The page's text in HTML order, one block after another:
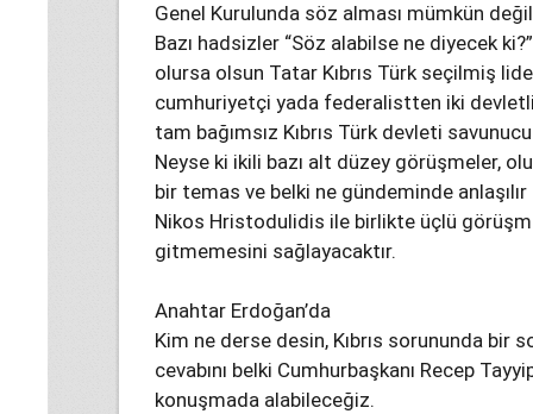
Genel Kurulunda söz alması mümkün
Bazı hadsizler “Söz alabilse ne diyecek
olursa olsun Tatar Kıbrıs Türk seçilmiş
cumhuriyetçi yada federalistten iki
tam bağımsız Kıbrıs Türk devleti
Neyse ki ikili bazı alt düzey görüşmeler,
bir temas ve belki ne gündeminde
Nikos Hristodulidis ile birlikte üçlü
gitmemesini sağlayacaktır.
Anahtar Erdoğan’da
Kim ne derse desin, Kıbrıs sorununda bir
cevabını belki Cumhurbaşkanı Recep
konuşmada alabileceğiz.